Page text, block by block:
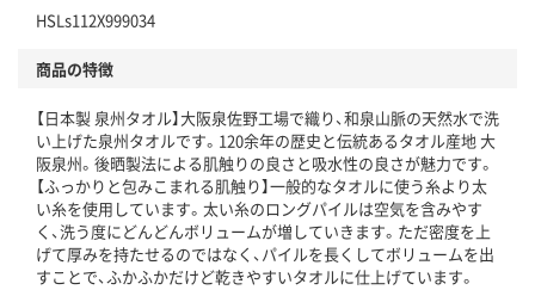
HSLs112X999034
商品の特徴
【日本製 泉州タオル】大阪泉佐野工場で織り、和泉山脈の天然水で洗
い上げた泉州タオルです。120余年の歴史と伝統あるタオル産地 大
阪泉州。後晒製法による肌触りの良さと吸水性の良さが魅力です。
【ふっかりと包みこまれる肌触り】一般的なタオルに使う糸より太
い糸を使用しています。太い糸のロングパイルは空気を含みやす
く、洗う度にどんどんボリュームが増していきます。ただ密度を上
げて厚みを持たせるのではなく、パイルを長くしてボリュームを出
すことで、ふかふかだけど乾きやすいタオルに仕上げています。